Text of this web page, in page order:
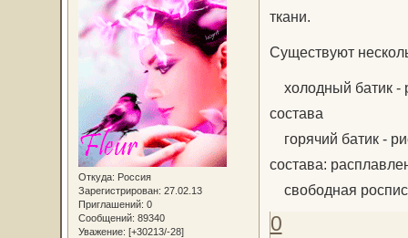
Откуда: Россия
Зарегистрирован: 27.02.13
Приглашений: 0
Сообщений: 89340
Уважение: [+30213/-28]
ткани.
Существуют
холодный батик -
состава
горячий батик -
состава:
свободная
0